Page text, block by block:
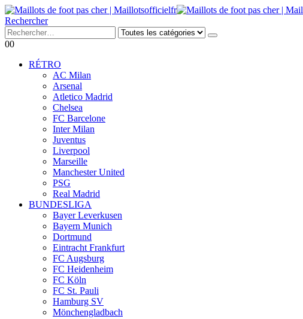
Rechercher
00
RÉTRO
AC Milan
Arsenal
Atletico Madrid
Chelsea
FC Barcelone
Inter Milan
Juventus
Liverpool
Marseille
Manchester United
PSG
Real Madrid
BUNDESLIGA
Bayer Leverkusen
Bayern Munich
Dortmund
Eintracht Frankfurt
FC Augsburg
FC Heidenheim
FC Köln
FC St. Pauli
Hamburg SV
Mönchengladbach